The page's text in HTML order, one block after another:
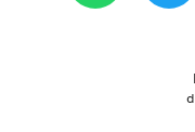
Sektörel Güven